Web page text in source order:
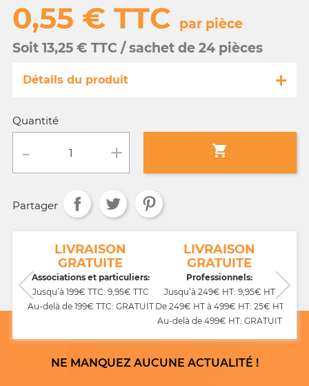
0,55 € TTC par pièce
Soit 13,25 € TTC / sachet de 24 pièces
Détails du produit
Référence
Conditionnement :
Age :
Quantité

Partager
LIVRAISON
GRATUITE
Associations et particuliers:
Jusqu’à 199€ TTC: 9,95€ TTC
Au-delà de 199€ TTC: GRATUIT
LIVRAISON
GRATUITE
Professionnels:
Jusqu’à 249€ HT: 9,95€ HT
De 249€ HT à 499€ HT: 25€ HT
Au-delà de 499€ HT: GRATUIT
NE MANQUEZ AUCUNE ACTUALITÉ !